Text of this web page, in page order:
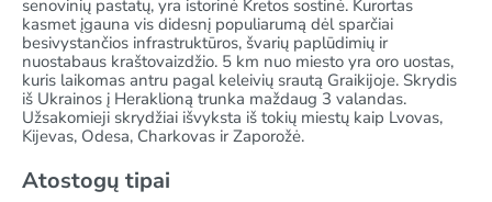
senovinių pastatų, yra istorinė Kretos sostinė. Kurortas
kasmet įgauna vis didesnį populiarumą dėl sparčiai
besivystančios infrastruktūros, švarių paplūdimių ir
nuostabaus kraštovaizdžio. 5 km nuo miesto yra oro uostas,
kuris laikomas antru pagal keleivių srautą Graikijoje. Skrydis
iš Ukrainos į Heraklioną trunka maždaug 3 valandas.
Užsakomieji skrydžiai išvyksta iš tokių miestų kaip Lvovas,
Kijevas, Odesa, Charkovas ir Zaporožė.
Atostogų tipai